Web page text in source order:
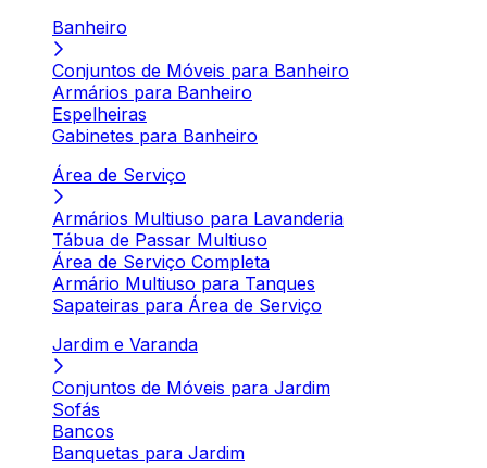
Banheiro
Conjuntos de Móveis para Banheiro
Armários para Banheiro
Espelheiras
Gabinetes para Banheiro
Área de Serviço
Armários Multiuso para Lavanderia
Tábua de Passar Multiuso
Área de Serviço Completa
Armário Multiuso para Tanques
Sapateiras para Área de Serviço
Jardim e Varanda
Conjuntos de Móveis para Jardim
Sofás
Bancos
Banquetas para Jardim